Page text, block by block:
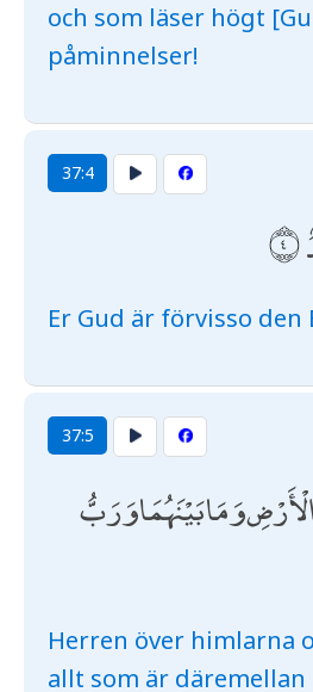
och som läser högt
påminnelser!
37:4
Er Gud är förvisso den
37:5
وَمَا بَيْنَهُمَا وَرَبُّ
Herren över himlarna
allt som är däremellan